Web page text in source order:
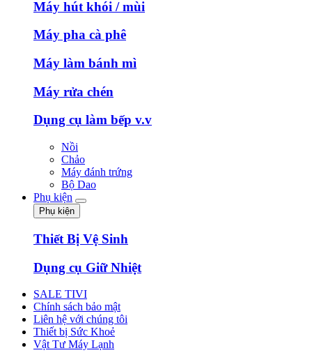
Máy hút khói / mùi
Máy pha cà phê
Máy làm bánh mì
Máy rửa chén
Dụng cụ làm bếp v.v
Nồi
Chảo
Máy đánh trứng
Bộ Dao
Phụ kiện
Phụ kiện
Thiết Bị Vệ Sinh
Dụng cụ Giữ Nhiệt
SALE TIVI
Chính sách bảo mật
Liên hệ với chúng tôi
Thiết bị Sức Khoẻ
Vật Tư Máy Lạnh